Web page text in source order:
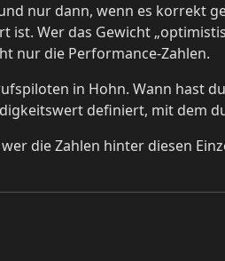
nur dann, wenn es korrekt
Wer das Gewicht
nur die Performance-Zahlen.
in Hohn. Wann hast
definiert, mit dem
wer die Zahlen hinter diesen